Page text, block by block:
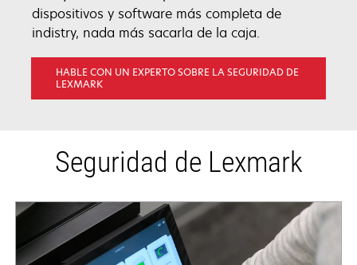
dispositivos y software más completa de
indistry, nada más sacarla de la caja.
HABLE CON UN EXPERTO SOBRE LA SEGURIDAD DE
LEXMARK
Seguridad de Lexmark